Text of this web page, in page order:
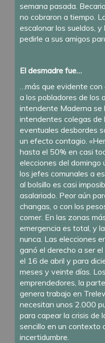
semana pasada.
no cobraron a tiempo.
escalonar los sueldos,
pedirle a sus amigos
El desmadre fue…
…más que evidente con
a los pobladores de los
intendente Maderna se
intendentes colegas de
eventuales desbordes
un efecto contagio.
hasta el 50% en casi
elecciones del domingo
los jefes comunales a
al bolsillo es casi
asalariado. Peor aún
changas, o con los
comer. En las zonas
emergencia es total, y
nunca. Las elecciones
ganó el derecho a ser
el 16 de abril y para
meses y veinte días.
emprendedores, la
genera trabajo en
necesitan unos 2.000
para capear la crisis de
sencillo en un contexto
incertidumbre.